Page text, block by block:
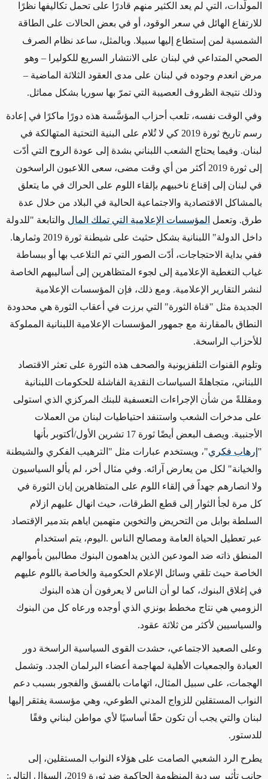
المولّدات، التي لم يعد الكثير منهم قادرًا على تحمل تكاليفها نظرًا
للارتفاع الهائل في سعر الوقود، أو في بعض الحالات على الطاقة
الشمسية لمن إستطاع إليها سبيلا. وبالمثل، ساعد نظام الصرف
الصحي المتداعي في لبنان على الانتشار السريع للكوليرا – وهو
مرض انعدم وجوده في لبنان على مدى العقود الثلاثة الماضية –
وذلك نتيجة الظروف العصيبة التي تمرّ بها سوريا بشكل مماثل.
وفي الوقت نفسه، تلعب أحزاب المؤسَّسة هذه دورًا ماكرًا في إعادة
رسم تاريخ ثورة 2019 كي لا تُلام على البنية التحتية المتهالكة في
لبنان. وفيما يحتاج الشعب اللبناني بشدة إلى عودة الروح التي أدّت
إلى ثورة 2019 أكثر من أي وقت مضى، سعى اللاعبون الراسخون
في لبنان إلى إقناع ناخبيهم بإلقاء اللوم على الحراك في ما يتعلق
بالمشاكل الاقتصادية والاجتماعية الحالية في البلاد من خلال عدة
طرق. وتعمل المؤسسات الإعلامية التي تملك المال والتابعة "للدولة
داخل الدولة" اللبنانية بشكل حثيث على شيطنة ثورة 2019 وثمارها.
ففي بداية الاحتجاجات، أدّت الصور التي تم التلاعب بها أو ببساطة
غياب التغطية الإعلامية إلى لجوء المتظاهرين إلى أساليبهم الخاصة
لنشر التقارير الإعلامية. ومع ذلك، فإن المؤسسات الإعلامية
الجديدة مثل "قناة الثورة" التي برزت في أعقاب الثورة هي محدودة
النطاق بالمقارنة مع جمهور المؤسسات الإعلامية اللبنانية المملوكة
للأحزاب الراسخة.
وتلوم القنوات التلفزيونية والصحف هذه الثورة على تعثر الاقتصاد
اللبناني، متجاهلةً السياسات النقدية الفاشلة للحكومات اللبنانية
ومقللةً من شأن الإجراءات التعسفية للبنك المركزي الذي استولى
على مدخرات الشعب واستنفد احتياطيات لبنان من العملات
الأجنبية. ويصف البعض أيضًا ثورة 17 تشرين الأول/أكتوبر بأنها
" إرهاب فكري"، ويستخدم عبارات مثل "الترهيب الفكري والشيطنة
والخيانة" لكل من يعارض آرائه. وفي مثال أخر، لم يألو السياسيون
ولا انصارهم جهداً في إلقاء اللوم على المتظاهرين إبان الثورة في
كل مرة لجأ الثوار إلى قطع الطرقات، حيث انهال عليهم ازلام
السلطة بوابل من التحريض والتخوين متهمين اياهم بتدمير الإقتصاد
عبر تعطيل الحياة العامة ومصالح الناس .اليوم، يتم استخدام
المنطق ذاته ضد المودعين الذين يداهمون البنوك مطالبين بأموالهم
الخاصة حيث تلقي وسائل الإعلام الحكومية والخاصة باللوم عليهم
في إغلاق البنوك، كما لو أن الناس لا يعرفون أن هذه البنوك
الزومبي هي نتاج مخطط بونزي الذي أوجده ورعاه كل من البنوك
والسياسيين لأكثر من ثلاثة عقود.
وعلى الصعيد الاجتماعي، حشدت القوى السياسية الراسخة دور
العبادة والجمعيات الأهلية لمهاجمة أعضاء البرلمان الجدد. وتشمل
الهجمات، على سبيل المثال، اتهامات بالفسق والفجور بسبب دعم
النواب المستقلين للزواج المدني الطوعي، وهي مؤسسة يفتقر إليها
لبنان والتي يجب أن تكون حقًا أساسيًا لأي مواطن لبناني وفقًا
للدستور.
يطرح الرد الشعبي الصامت على هؤلاء النواب المستقلين، إلى
جانب تأثير سردية المنظومة الحاكمة ضد ثورة 2019، السؤال التالي: